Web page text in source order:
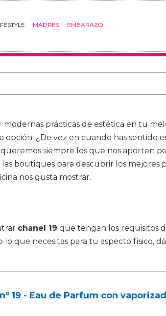
MADRES EMBARAZO
prácticas de estética en tu
opción. ¿De vez en cuando has sentido
siempre los que nos aporten
boutiques para descubrir los mejores
nos gusta mostrar.
chanel 19 que tengan los requisitos
que necesitas para tu aspecto físico,
nº 19 - Eau de Parfum con